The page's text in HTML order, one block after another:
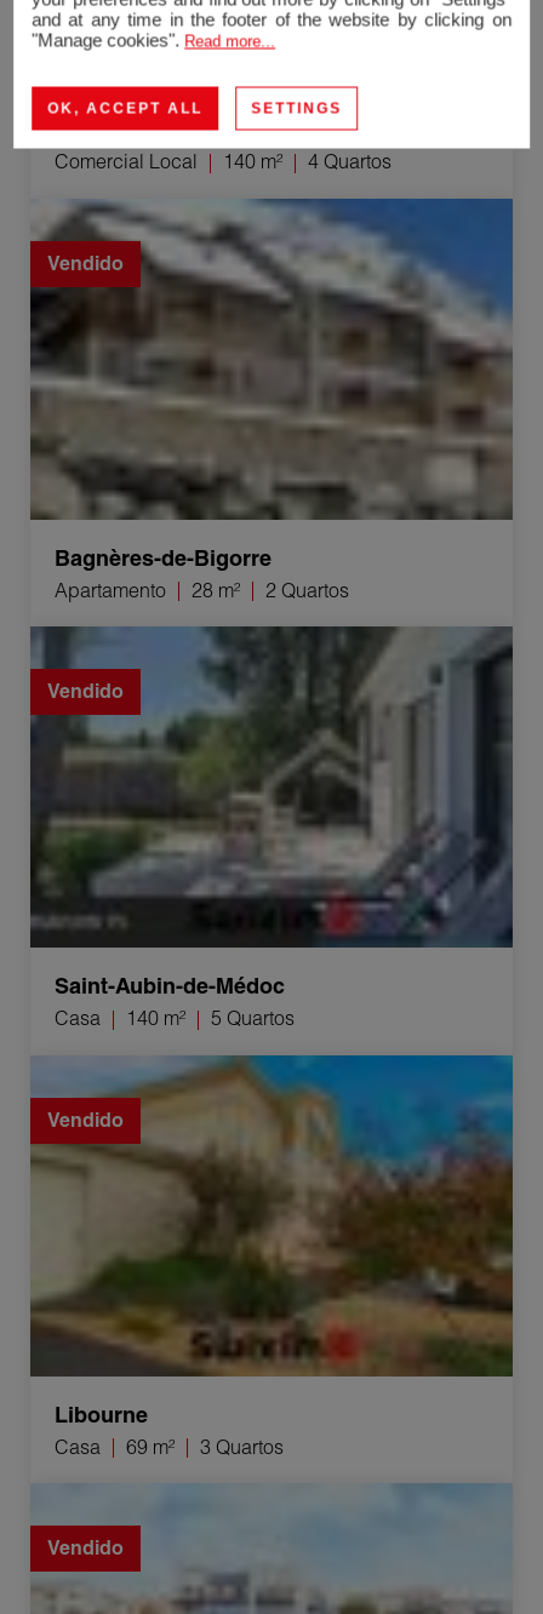
Cestas
Comercial Local 140 m² 4 Quartos
Venda Apartamento Bagnères-de-Bigorre 2 Quartos
28 m²
Vendido
Bagnères-de-Bigorre
Apartamento 28 m² 2 Quartos
Venda Casa Saint-Aubin-de-Médoc 5 Quartos 140 m²
Vendido
Saint-Aubin-de-Médoc
Casa 140 m² 5 Quartos
Venda Casa Libourne 3 Quartos 69 m²
Vendido
Libourne
Casa 69 m² 3 Quartos
Vendido
and at any time in the footer of the website by clicking on
"Manage cookies". Read more...
OK, ACCEPT ALL SETTINGS